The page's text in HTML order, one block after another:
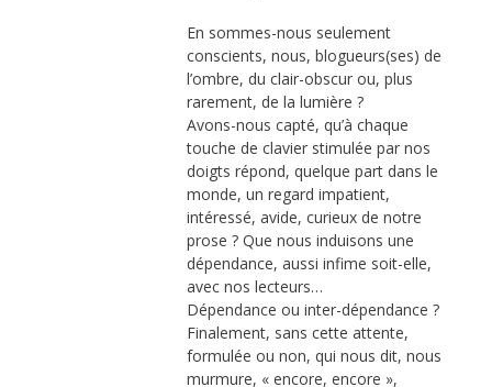
En sommes-nous seulement
conscients, nous, blogueurs(ses) de
l’ombre, du clair-obscur ou, plus
rarement, de la lumière ?
Avons-nous capté, qu’à chaque
touche de clavier stimulée par nos
doigts répond, quelque part dans le
monde, un regard impatient,
intéressé, avide, curieux de notre
prose ? Que nous induisons une
dépendance, aussi infime soit-elle,
avec nos lecteurs…
Dépendance ou inter-dépendance ?
Finalement, sans cette attente,
formulée ou non, qui nous dit, nous
murmure, « encore, encore »,